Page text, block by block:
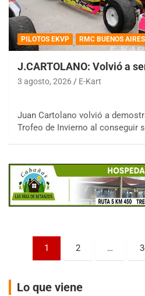
PILOTOS EKVP RMC BUENOS AIRES
J.CARTOLANO: Volvió a
3 agosto, 2026 E-Kart
Juan Cartolano volvió a
Trofeo de Invierno al conseguir
Paginación
entradas
1 2 …
Lo que viene
COBERTURA ESPECIAL DE E-
IAME SERIES ARGENTINA 6
Baradero (Buenos Aires)
KDO - F6
Ciudad de Trenque Lauquen (Asfalto)
Trenque Lauquen (Buenos Aires)
Villaguay (Entre Ríos)
El Cerro (Tierra)